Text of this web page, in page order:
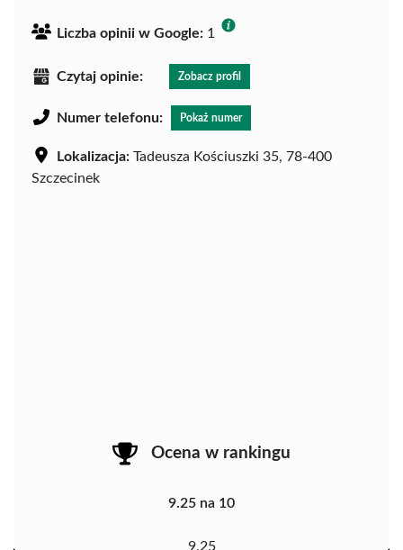
Liczba opinii w Google: 1
Czytaj opinie: Zobacz profil
Numer telefonu: Pokaż numer
Lokalizacja: Tadeusza Kościuszki 35, 78-400
Szczecinek
Ocena w rankingu
9.25 na 10
9.25